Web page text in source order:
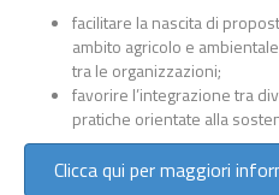
facilitare la nascita di
ambito agricolo e
tra le organizzazioni;
favorire l’integrazione tra
pratiche orientate alla
Clicca qui per maggiori